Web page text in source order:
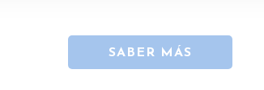
SABER MÁS